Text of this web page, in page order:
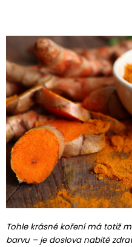
Tohle krásné koření má totiž
barvu – je doslova nabité